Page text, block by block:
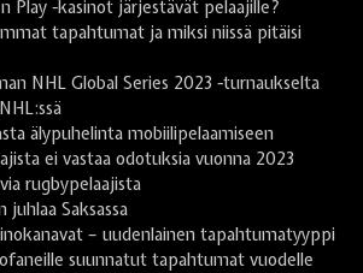
Play -kasinot järjestävät pelaajille?
tapahtumat ja miksi niissä pitäisi
NHL Global Series 2023 -turnaukselta
älypuhelinta mobiilipelaamiseen
ei vastaa odotuksia vuonna 2023
rugbypelaajista
juhlaa Saksassa
– uudenlainen tapahtumatyyppi
suunnatut tapahtumat vuodelle